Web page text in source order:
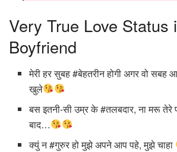
Very True Love Status
Boyfriend
मेरी हर सुबह #बेहतरीन होगी अगर वो
खुले
बस इतनी-सी उम्र के #तलबदार, ना मरू
बाद…
क्युं न #गुरुर हो मुझे अपने आप पहे, मुझे चाहा